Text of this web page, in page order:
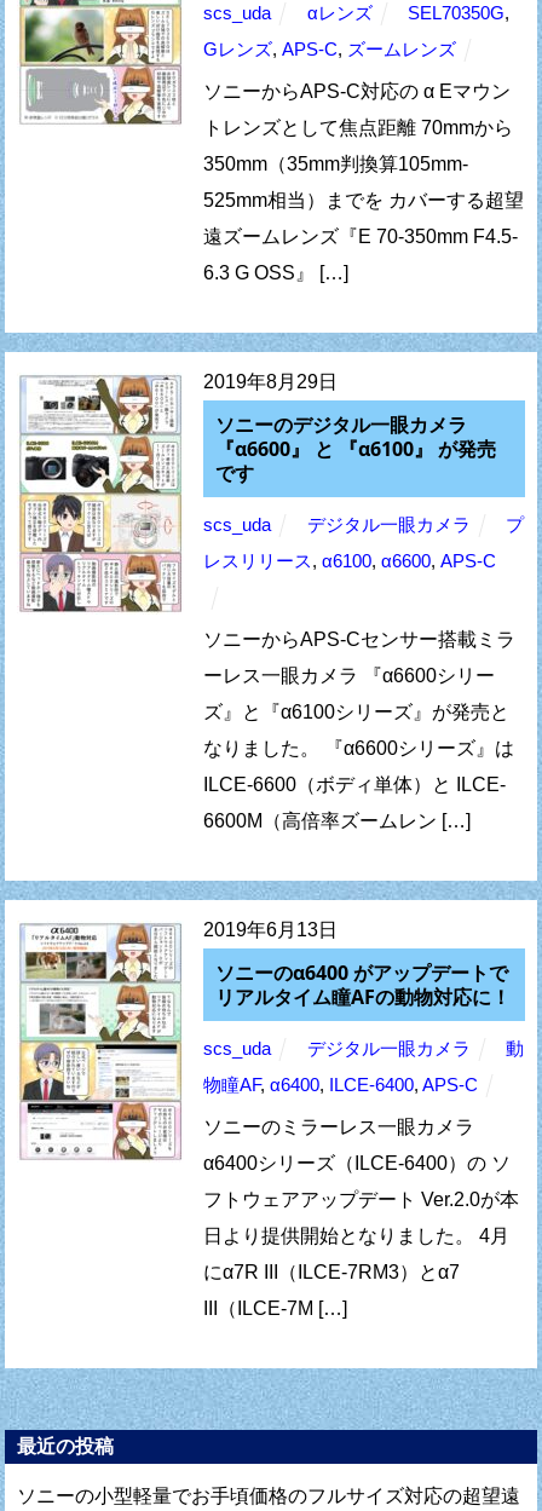
scs_uda αレンズ SEL70350G,
Gレンズ,APS-C, ズームレンズ
ソニーからAPS-C対応の α Eマウン
トレンズとして焦点距離 70mmから
350mm（35mm判換算105mm-
525mm相当）までを カバーする超望
遠ズームレンズ『E 70-350mm F4.5-
6.3 G OSS』 […]
2019年8月29日
ソニーのデジタル一眼カメラ
『α6600』 と 『α6100』 が発売
です
scs_uda デジタル一眼カメラ
プ
レスリリース,α6100,α6600,APS-C
ソニーからAPS-Cセンサー搭載ミラ
ーレス一眼カメラ 『α6600シリー
ズ』と『α6100シリーズ』が発売と
なりました。 『α6600シリーズ』は
ILCE-6600（ボディ単体）と ILCE-
6600M（高倍率ズームレン […]
2019年6月13日
ソニーのα6400 がアップデートで
リアルタイム瞳AFの動物対応に！
scs_uda デジタル一眼カメラ
動
物瞳AF,α6400, ILCE-6400,APS-C
ソニーのミラーレス一眼カメラ
α6400シリーズ（ILCE-6400）の ソ
フトウェアアップデート Ver.2.0が本
日より提供開始となりました。 4月
にα7R III（ILCE-7RM3）とα7
III（ILCE-7M […]
最近の投稿
ソニーの小型軽量でお手頃価格のフルサイズ対応の超望遠